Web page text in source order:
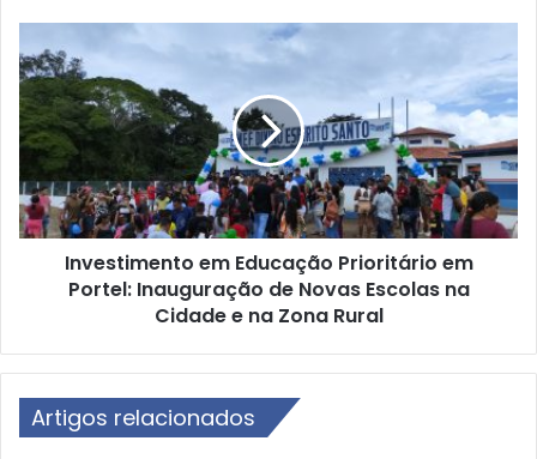
c
i
p
a
d
e
T
l
i
n
v
e
s
i
m
e
u
Investimento em Educação Prioritário em
Portel: Inauguração de Novas Escolas na
Cidade e na Zona Rural
Artigos relacionados